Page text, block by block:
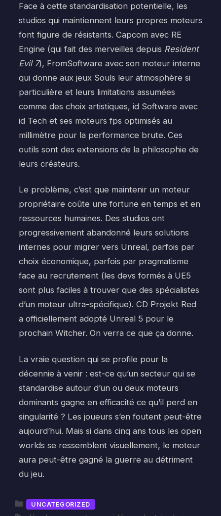
Face à cette standardisation potentielle, les
studios qui maintiennent leurs propres moteurs
font figure de résistants. Capcom avec RE
Engine (qui fait des merveilles depuis Resident
Evil 7), FromSoftware avec son moteur interne
qui donne aux jeux Souls leur atmosphère si
particulière et leurs limitations assumées
comme des choix artistiques, id Software avec
id Tech et ses moteurs fps optimisés au
millimètre pour la performance brute. Ces
outils sont des extensions de la philosophie de
leurs créateurs.
Le problème, c’est que maintenir un moteur
propriétaire coûte une fortune en temps et en
ressources humaines. Des studios ont
progressivement abandonné leurs solutions
internes pour migrer vers Unreal, parfois par
choix économique, parfois par pragmatisme
face au recrutement (les devs formés à UE5
sont plus faciles à trouver que des spécialistes
d’un moteur ultra-spécifique). CD Projekt Red
a officiellement adopté Unreal 5 pour le
prochain Witcher. On verra ce que ça donne.
La vraie question qui se profile pour la
décennie à venir : est-ce qu’un secteur qui se
standardise autour d’un ou deux moteurs
dominants gagne en efficacité ce qu’il perd en
singularité ? Les joueurs s’en foutent peut-être
aujourd’hui. Mais si dans cinq ans tous les open
worlds se ressemblent visuellement, le moteur
aura peut-être gagné la guerre au détriment
du jeu.
Catégories
UNCATEGORIZED